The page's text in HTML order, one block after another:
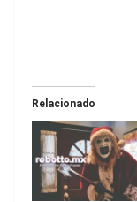
Relacionado